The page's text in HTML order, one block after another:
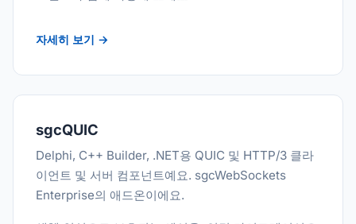
자세히 보기 →
sgcQUIC
Delphi, C++ Builder, .NET용 QUIC 및 HTTP/3 클라
이언트 및 서버 컴포넌트예요. sgcWebSockets
Enterprise의 애드온이에요.